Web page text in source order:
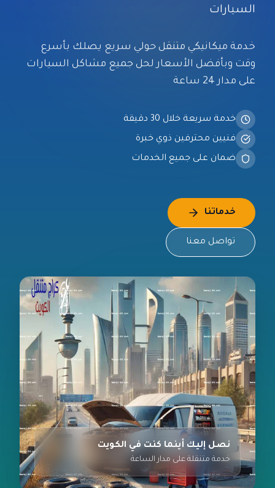
السيارات
خدمة ميكانيكي متنقل حولي سريع يصلك بأسرع
وقت وبأفضل الأسعار لحل جميع مشاكل السيارات
على مدار 24 ساعة
خدمة سريعة خلال 30 دقيقة
فنيين محترفين ذوي خبرة
ضمان على جميع الخدمات
خدماتنا
تواصل معنا
نصل إليك أينما كنت في الكويت
خدمة متنقلة على مدار الساعة